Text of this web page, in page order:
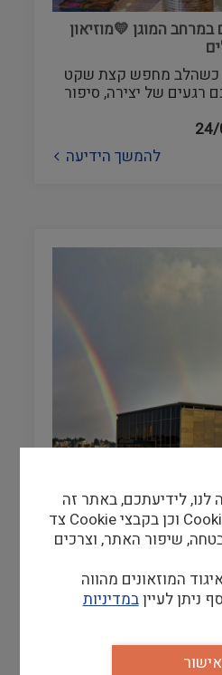
המוגן 💛מוזיאון
כשהלב מחפש קצת שקט
רגעים של יצירה, סיפור
להמשך הידיעה
מקוונים ממוזיאון
רגע של תרבות,
לידיעתכם, באתר זה
נעשה שימוש בקבצי Cookie וכן בקבצי Cookie צד
שיפור האתר, וצרכים
המוזאונים מהווה
ניתן לעייןבמדיניות
אישור